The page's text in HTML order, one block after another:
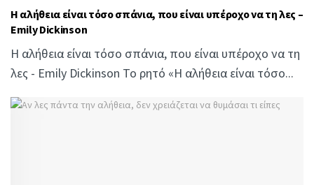
Η αλήθεια είναι τόσο σπάνια, που είναι υπέροχο να τη λες –
Emily Dickinson
Η αλήθεια είναι τόσο σπάνια, που είναι υπέροχο να τη
λες - Emily Dickinson Το ρητό «Η αλήθεια είναι τόσο...